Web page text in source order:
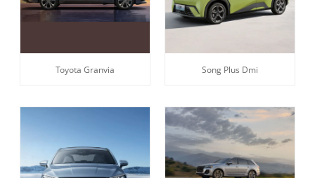
Toyota Granvia Song Plus Dmi